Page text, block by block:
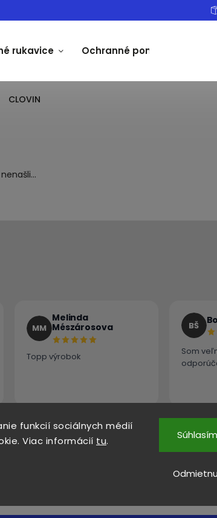
funkcií sociálnych médií
Viac informácií tu. Súhlasím
rukavice Ochranné pomôcky
CLOVIN
MM
Melinda
Mészárosova
Topp výrobok
BŠ
Som
recenzie